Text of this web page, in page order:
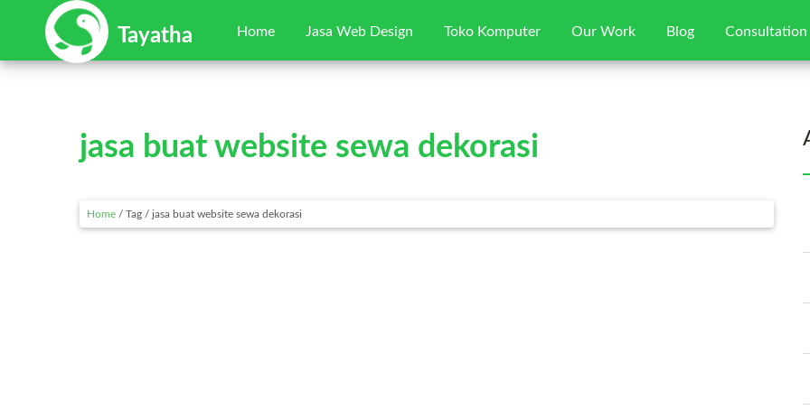
Jasa Web Desain
Tayatha Home Jasa Web Design Toko Komputer Our Work Blog Consultation
jasa buat website sewa dekorasi
Home / Tag / jasa buat website sewa dekorasi